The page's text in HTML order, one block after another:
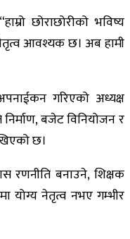
छोराछोरीको भविष्य
आवश्यक छ। अब हामी
गरिएको अध्यक्ष
बजेट विनियोजन र
छ।
रणनीति बनाउने, शिक्षक
योग्य नेतृत्व नभए गम्भीर